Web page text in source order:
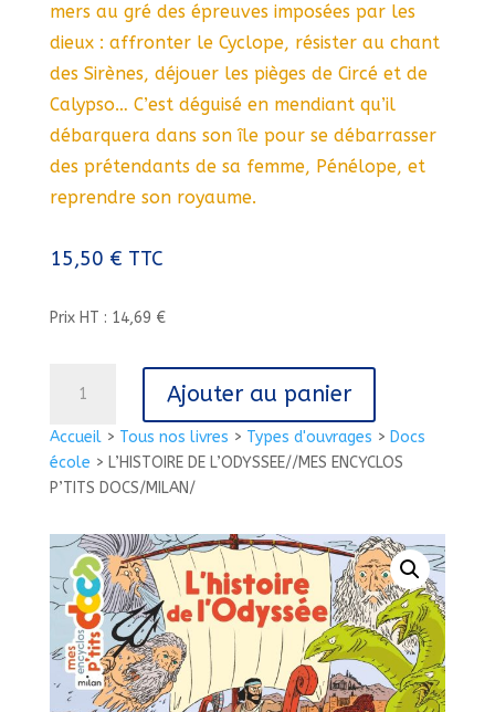
Accueil> Tous nos livres > Types d'ouvrages > Docs
école > L’HISTOIRE DE L’ODYSSEE//MES ENCYCLOS
P’TITS DOCS/MILAN/
mers au gré des épreuves imposées par les
dieux : affronter le Cyclope, résister au chant
des Sirènes, déjouer les pièges de Circé et de
Calypso… C’est déguisé en mendiant qu’il
débarquera dans son île pour se débarrasser
des prétendants de sa femme, Pénélope, et
reprendre son royaume.
15,50 € TTC
Prix HT : 14,69 €
L'HISTOIRE
DE
L'ODYSSEE//MES
DOCS/MILAN/
Ajouter au panier